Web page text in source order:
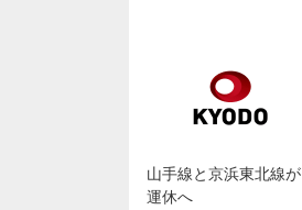
山手線と京浜東北線が
運休へ